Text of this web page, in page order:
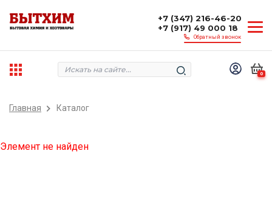
+7 (347) 216-46-20
+7 (917) 49 000 18
Обратный звонок
0
Главная Каталог
Элемент не найден